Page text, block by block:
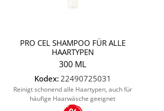
PRO CEL SHAMPOO FÜR ALLE
HAARTYPEN
300 ML
Kodex: 22490725031
Reinigt schonend alle Haartypen, auch für
häufige Haarwäsche geeignet